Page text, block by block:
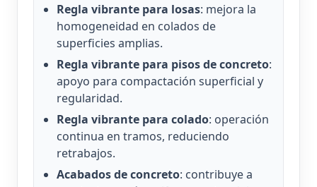
Regla vibrante para losas: mejora la
homogeneidad en colados de
superficies amplias.
Regla vibrante para pisos de concreto:
apoyo para compactación superficial y
regularidad.
Regla vibrante para colado: operación
continua en tramos, reduciendo
retrabajos.
Acabados de concreto: contribuye a